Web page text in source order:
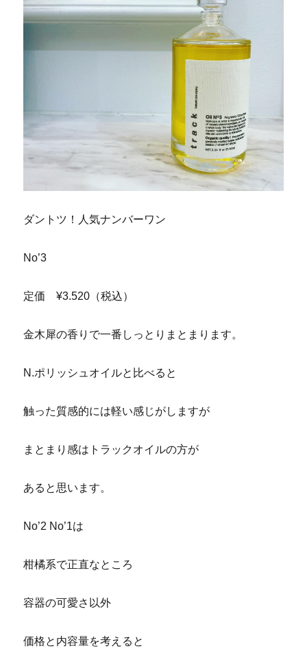
ダントツ！人気ナンバーワン
No’3
定価 ¥3.520（税込）
金木犀の香りで一番しっとりまとまります。
N.ポリッシュオイルと比べると
触った質感的には軽い感じがしますが
まとまり感はトラックオイルの方が
あると思います。
No’2 No’1は
柑橘系で正直なところ
容器の可愛さ以外
価格と内容量を考えると